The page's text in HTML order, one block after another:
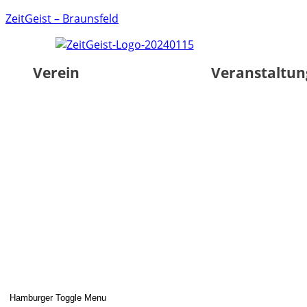
ZeitGeist – Braunsfeld
Verein
Hamburger Toggle Menu